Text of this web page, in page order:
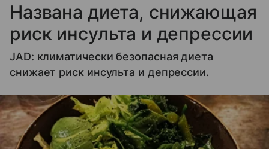
Названа диета, снижающая
риск инсульта и депрессии
JAD: климатически безопасная диета
снижает риск инсульта и депрессии.